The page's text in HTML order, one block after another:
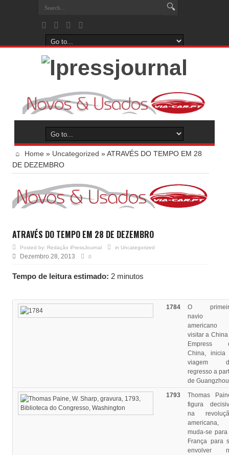
Home » Uncategorized »ATRAVÉS DO TEMPO EM 28
DE DEZEMBRO
ATRAVÉS DO TEMPO EM 28 DE DEZEMBRO
Posted by: Redação iPressJournal in Uncategorized
Dezembro 28, 2013 0
Tempo de leitura estimado: 2 minutos
1784
O
navio
americano
visitar a China
Empress
China, inicia
viagem
regresso a
de
1793
Thomas
figura
na
americana,
muda-se para
França para
envolver